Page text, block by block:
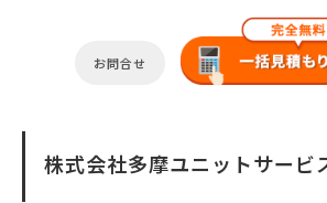
お問合せ
株式会社多摩ユニットサービ